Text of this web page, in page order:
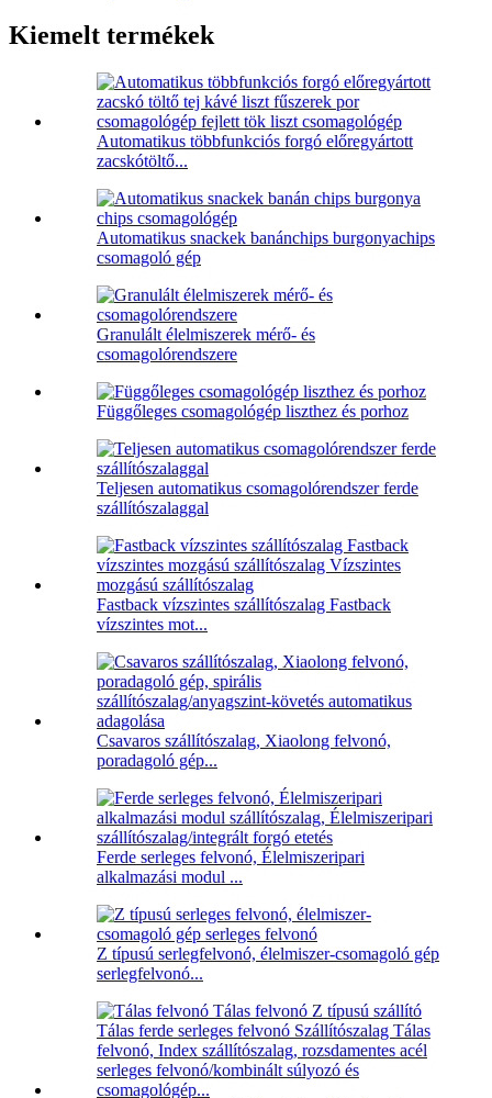
Kiemelt termékek
Automatikus többfunkciós forgó előregyártott
zacskótöltő...
Automatikus snackek banánchips burgonyachips
csomagoló gép
Granulált élelmiszerek mérő- és
csomagolórendszere
Függőleges csomagológép liszthez és porhoz
Teljesen automatikus csomagolórendszer ferde
szállítószalaggal
Fastback vízszintes szállítószalag Fastback
vízszintes mot...
Csavaros szállítószalag, Xiaolong felvonó,
poradagoló gép...
Ferde serleges felvonó, Élelmiszeripari
alkalmazási modul ...
Z típusú serlegfelvonó, élelmiszer-csomagoló gép
serlegfelvonó...